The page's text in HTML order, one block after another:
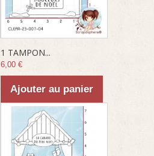
1 TAMPON...
6,00 €
Ajouter au panier